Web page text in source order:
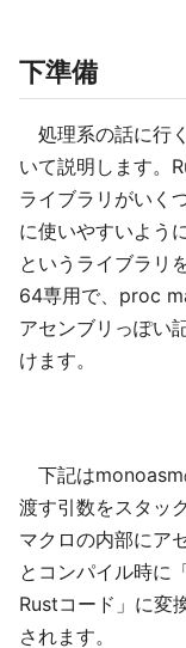
下準備
処理系の話に行
いて説明します。
ライブラリがいく
に使いやすいよう
というライブラリ
64専用で、proc
アセンブリっぽい
けます。
下記はmonoasm
渡す引数をスタッ
マクロの内部にア
とコンパイル時に
Rustコード」に変
されます。